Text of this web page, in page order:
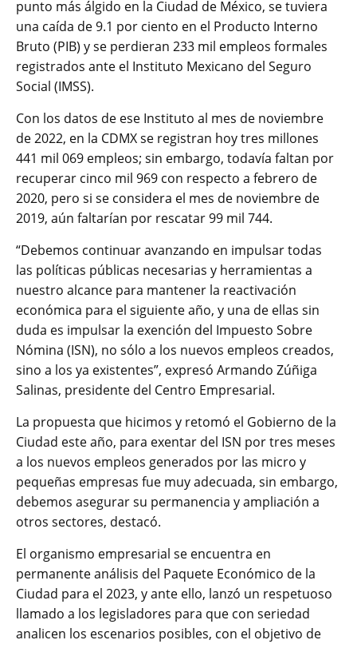
punto más álgido en la Ciudad de México, se tuviera
una caída de 9.1 por ciento en el Producto Interno
Bruto (PIB) y se perdieran 233 mil empleos formales
registrados ante el Instituto Mexicano del Seguro
Social (IMSS).
Con los datos de ese Instituto al mes de noviembre
de 2022, en la CDMX se registran hoy tres millones
441 mil 069 empleos; sin embargo, todavía faltan por
recuperar cinco mil 969 con respecto a febrero de
2020, pero si se considera el mes de noviembre de
2019, aún faltarían por rescatar 99 mil 744.
“Debemos continuar avanzando en impulsar todas
las políticas públicas necesarias y herramientas a
nuestro alcance para mantener la reactivación
económica para el siguiente año, y una de ellas sin
duda es impulsar la exención del Impuesto Sobre
Nómina (ISN), no sólo a los nuevos empleos creados,
sino a los ya existentes”, expresó Armando Zúñiga
Salinas, presidente del Centro Empresarial.
La propuesta que hicimos y retomó el Gobierno de la
Ciudad este año, para exentar del ISN por tres meses
a los nuevos empleos generados por las micro y
pequeñas empresas fue muy adecuada, sin embargo,
debemos asegurar su permanencia y ampliación a
otros sectores, destacó.
El organismo empresarial se encuentra en
permanente análisis del Paquete Económico de la
Ciudad para el 2023, y ante ello, lanzó un respetuoso
llamado a los legisladores para que con seriedad
analicen los escenarios posibles, con el objetivo de